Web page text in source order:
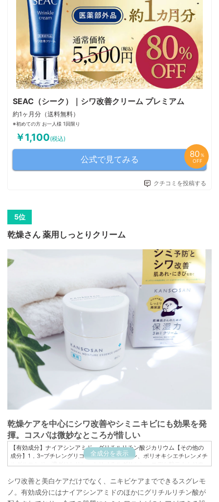
SEAC（シーク）｜シワ改善クリーム プレミアム
約1ヶ月分（送料無料）
※初めての方 お一人様 1回限り
￥1,100(税込)
公式で見てみる
80 ％
OFF
クチコミを投稿する
乾燥さん 薬用しっとりクリーム
乾燥ケアを中心にシワ改善やシミニキビにも効果を発
揮。コスパは微妙なところが惜しい
全成分を表示
【有効成分】ナイアシンアミド、グリチルリチン酸ジカリウム【その他の
成分】1，3–ブチレングリコール、ジグリセリン、ポリオキシエチレンメチ
ルグルコシド、濃グリセリン、トリメチルグリシン、エデト酸二ナトリウ
ロース、加水分解ヒアルロン酸、カルボキシビニルポリマー、アクリル
酸・メタクリル酸アルキル共重合体、水酸化カリウム、流動パラフィン、
植物性スクワラン、ベヘニルアルコール、Ｎ–ラウロイル–Ｌ–グルタミン酸
シワ改善と美白ケアだけでなく、ニキビケアまでできるスグレモ
ノ。有効成分にはナイアシンアミドのほかにグリチルリチン酸が